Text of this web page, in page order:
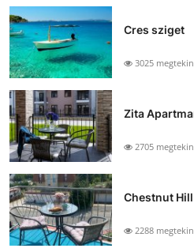
Cres sziget
3025
Zita
2705
Chestnut
2288